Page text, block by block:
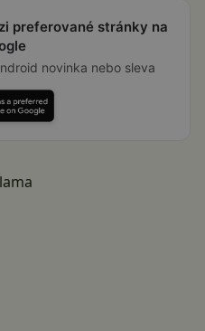
preferované stránky na
novinka nebo sleva